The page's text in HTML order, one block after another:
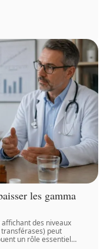
les gamma
des niveaux
peut
un rôle essentiel…